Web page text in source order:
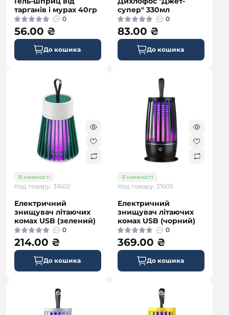
тарганів і мурах 40гр
0
56.00 ₴
До кошика
супер" 330мл
0
83.00 ₴
До кошика
безкоштовна
В наявності
Код товару: 31602
Електричний
знищувач літаючих
комах USB (зелений)
0
214.00 ₴
До кошика
В наявності
Код товару: 31605
Електричний
знищувач літаючих
комах USB (чорний)
0
369.00 ₴
До кошика
безкоштовна безкоштовна